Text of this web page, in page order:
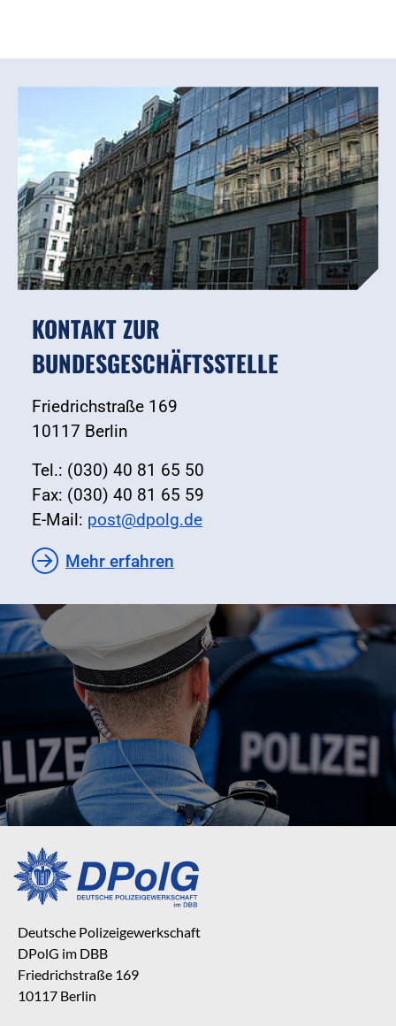
KONTAKT ZUR
BUNDESGESCHÄFTSSTELLE
Friedrichstraße 169
10117 Berlin
Tel.: (030) 40 81 65 50
Fax: (030) 40 81 65 59
E-Mail: post@dpolg.de
Mehr erfahren
Deutsche Polizeigewerkschaft
DPolG im DBB
Friedrichstraße 169
10117 Berlin